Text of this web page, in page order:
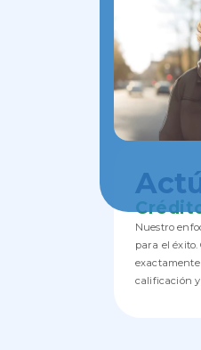
Nuestro
para el
calificación